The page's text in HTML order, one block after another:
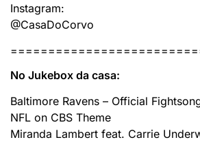
Instagram:
@CasaDoCorvo
No Jukebox da casa:
Baltimore Ravens – Official
NFL on CBS Theme
Miranda Lambert feat. Carrie